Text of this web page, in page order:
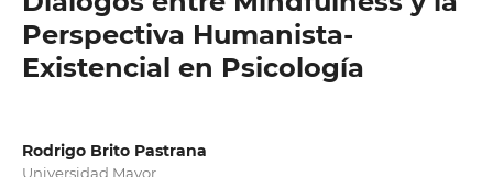
Perspectiva Humanista-
Existencial en Psicología
Rodrigo Brito Pastrana
Universidad Mayor